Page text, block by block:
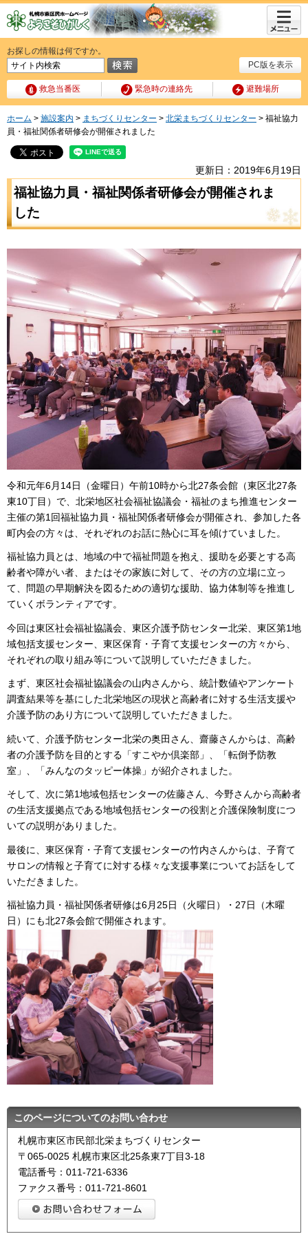
PC版を表示
お探しの情報は何ですか。
救急当番医 緊急時の連絡先 避難場所
メニュ
ー
ホーム > 施設案内 > まちづくりセンター > 北栄まちづくりセンター > 福祉協力
員・福祉関係者研修会が開催されました
更新日：2019年6月19日
福祉協力員・福祉関係者研修会が開催されま
した
令和元年6月14日（金曜日）午前10時から北27条会館（東区北27条
東10丁目）で、北栄地区社会福祉協議会・福祉のまち推進センター
主催の第1回福祉協力員・福祉関係者研修会が開催され、参加した各
町内会の方々は、それぞれのお話に熱心に耳を傾けていました。
福祉協力員とは、地域の中で福祉問題を抱え、援助を必要とする高
齢者や障がい者、またはその家族に対して、その方の立場に立っ
て、問題の早期解決を図るための適切な援助、協力体制等を推進し
ていくボランティアです。
今回は東区社会福祉協議会、東区介護予防センター北栄、東区第1地
域包括支援センター、東区保育・子育て支援センターの方々から、
それぞれの取り組み等について説明していただきました。
まず、東区社会福祉協議会の山内さんから、統計数値やアンケート
調査結果等を基にした北栄地区の現状と高齢者に対する生活支援や
介護予防のあり方について説明していただきました。
続いて、介護予防センター北栄の奥田さん、齋藤さんからは、高齢
者の介護予防を目的とする「すこやか倶楽部」、「転倒予防教
室」、「みんなのタッピー体操」が紹介されました。
そして、次に第1地域包括センターの佐藤さん、今野さんから高齢者
の生活支援拠点である地域包括センターの役割と介護保険制度につ
いての説明がありました。
最後に、東区保育・子育て支援センターの竹内さんからは、子育て
サロンの情報と子育てに対する様々な支援事業についてお話をして
いただきました。
福祉協力員・福祉関係者研修は6月25日（火曜日）・27日（木曜
日）にも北27条会館で開催されます。
このページについてのお問い合わせ
札幌市東区市民部北栄まちづくりセンター
〒065-0025 札幌市東区北25条東7丁目3-18
電話番号：011-721-6336
ファクス番号：011-721-8601